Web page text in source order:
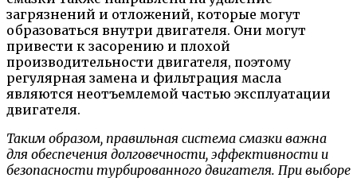
загрязнений и отложений, которые могут
образоваться внутри двигателя. Они могут
привести к засорению и плохой
производительности двигателя, поэтому
регулярная замена и фильтрация масла
являются неотъемлемой частью эксплуатации
двигателя.
Таким образом, правильная система смазки важна
для обеспечения долговечности, эффективности и
безопасности турбированного двигателя. При выборе